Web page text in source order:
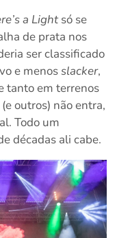
a Lightsó se
de prata nos
ser classificado
e menosslacker,
tanto em terrenos
outros) não entra,
Todo um
décadas ali cabe.